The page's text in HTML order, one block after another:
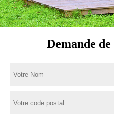
Demande